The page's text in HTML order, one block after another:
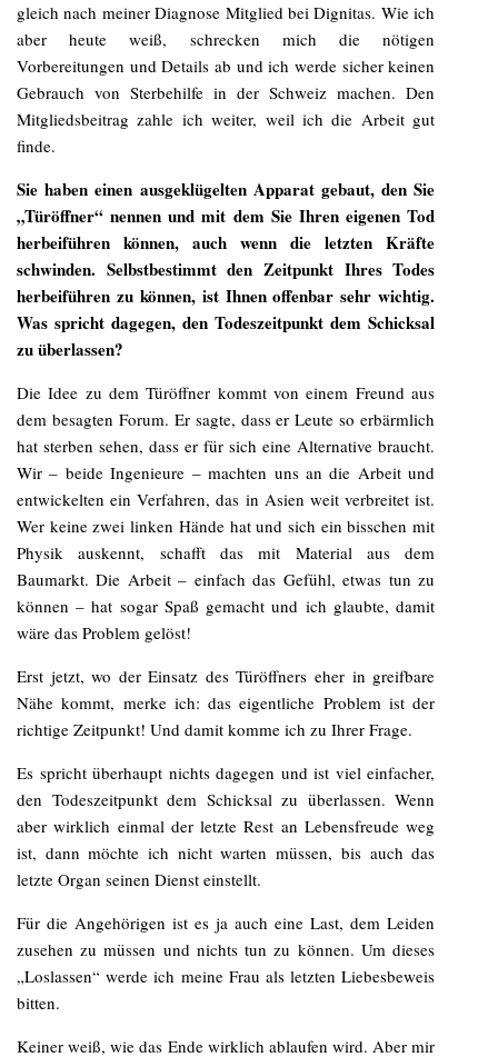
gleich nach meiner Diagnose Mitglied bei Dignitas. Wie ich
aber heute weiß, schrecken mich die nötigen
Vorbereitungen und Details ab und ich werde sicher keinen
Gebrauch von Sterbehilfe in der Schweiz machen. Den
Mitgliedsbeitrag zahle ich weiter, weil ich die Arbeit gut
finde.
Sie haben einen ausgeklügelten Apparat gebaut, den Sie
„Türöffner“ nennen und mit dem Sie Ihren eigenen Tod
herbeiführen können, auch wenn die letzten Kräfte
schwinden. Selbstbestimmt den Zeitpunkt Ihres Todes
herbeiführen zu können, ist Ihnen offenbar sehr wichtig.
Was spricht dagegen, den Todeszeitpunkt dem Schicksal
zu überlassen?
Die Idee zu dem Türöffner kommt von einem Freund aus
dem besagten Forum. Er sagte, dass er Leute so erbärmlich
hat sterben sehen, dass er für sich eine Alternative braucht.
Wir – beide Ingenieure – machten uns an die Arbeit und
entwickelten ein Verfahren, das in Asien weit verbreitet ist.
Wer keine zwei linken Hände hat und sich ein bisschen mit
Physik auskennt, schafft das mit Material aus dem
Baumarkt. Die Arbeit – einfach das Gefühl, etwas tun zu
können – hat sogar Spaß gemacht und ich glaubte, damit
wäre das Problem gelöst!
Erst jetzt, wo der Einsatz des Türöffners eher in greifbare
Nähe kommt, merke ich: das eigentliche Problem ist der
richtige Zeitpunkt! Und damit komme ich zu Ihrer Frage.
Es spricht überhaupt nichts dagegen und ist viel einfacher,
den Todeszeitpunkt dem Schicksal zu überlassen. Wenn
aber wirklich einmal der letzte Rest an Lebensfreude weg
ist, dann möchte ich nicht warten müssen, bis auch das
letzte Organ seinen Dienst einstellt.
Für die Angehörigen ist es ja auch eine Last, dem Leiden
zusehen zu müssen und nichts tun zu können. Um dieses
„Loslassen“ werde ich meine Frau als letzten Liebesbeweis
bitten.
Keiner weiß, wie das Ende wirklich ablaufen wird. Aber mir